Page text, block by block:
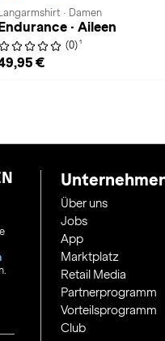
Langarmshirt · Damen
Endurance · Aileen
(0) 1
€
Über uns
Jobs
App
Marktplatz
Retail Media
Partnerprogramm
Vorteilsprogramm
Club